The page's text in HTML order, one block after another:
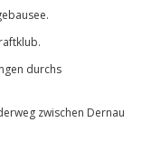
durchs
zwischen Dernau